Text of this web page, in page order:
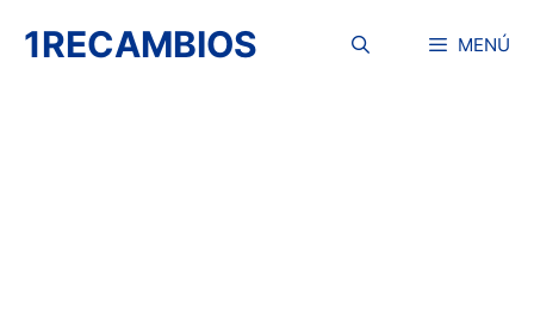
1RECAMBIOS MENÚ